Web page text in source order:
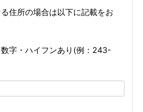
住所の場合は以下に記載をお
字・ハイフンあり(例：243-